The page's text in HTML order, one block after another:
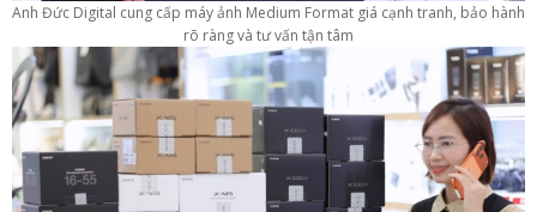
Anh Đức Digital cung cấp máy ảnh Medium Format giá cạnh tranh, bảo hành
rõ ràng và tư vấn tận tâm